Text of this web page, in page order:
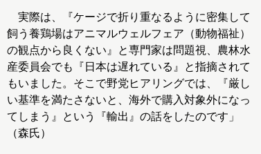
実際は、『ケージで折り重なるように密集して
飼う養鶏場はアニマルウェルフェア（動物福祉）
の観点から良くない』と専門家は問題視、農林水
産委員会でも『日本は遅れている』と指摘されて
もいました。そこで野党ヒアリングでは、『厳し
い基準を満たさないと、海外で購入対象外になっ
てしまう』という『輸出』の話をしたのです」
（森氏）